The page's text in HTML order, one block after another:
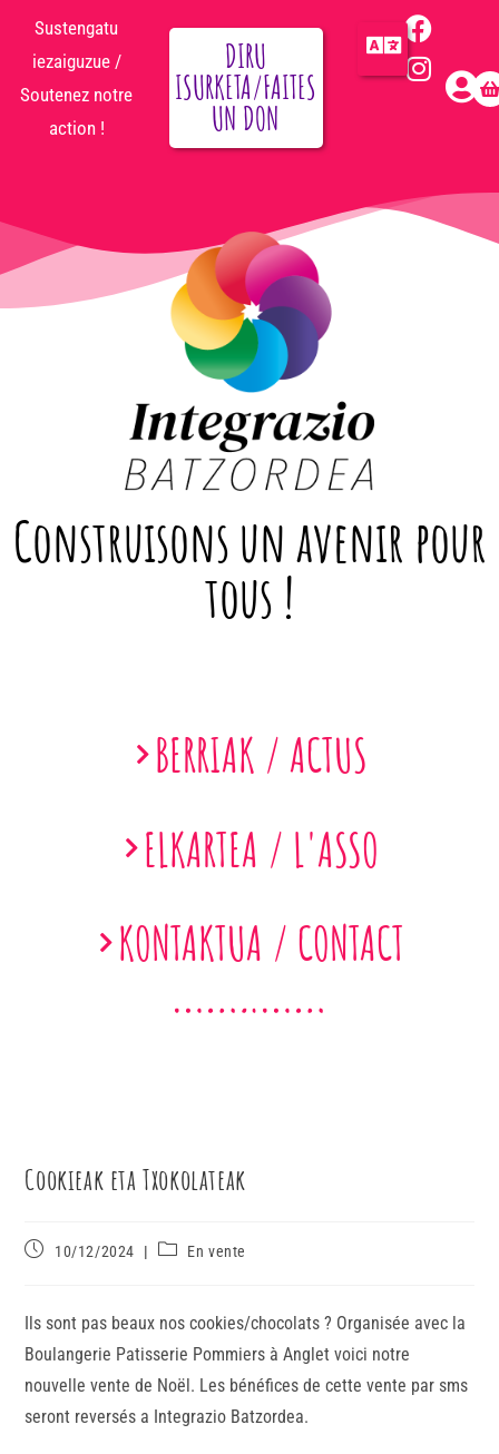
Sustengatu
iezaiguzue /
Soutenez notre
action !
DIRU
ISURKETA/FAITES
UN DON
Construisons un avenir pour
tous !
BERRIAK / ACTUS
ELKARTEA / L'ASSO
KONTAKTUA / CONTACT
Cookieak eta Txokolateak
10/12/2024 En vente
Ils sont pas beaux nos cookies/chocolats ? Organisée avec la
Boulangerie Patisserie Pommiers à Anglet voici notre
nouvelle vente de Noël. Les bénéfices de cette vente par sms
seront reversés a Integrazio Batzordea.